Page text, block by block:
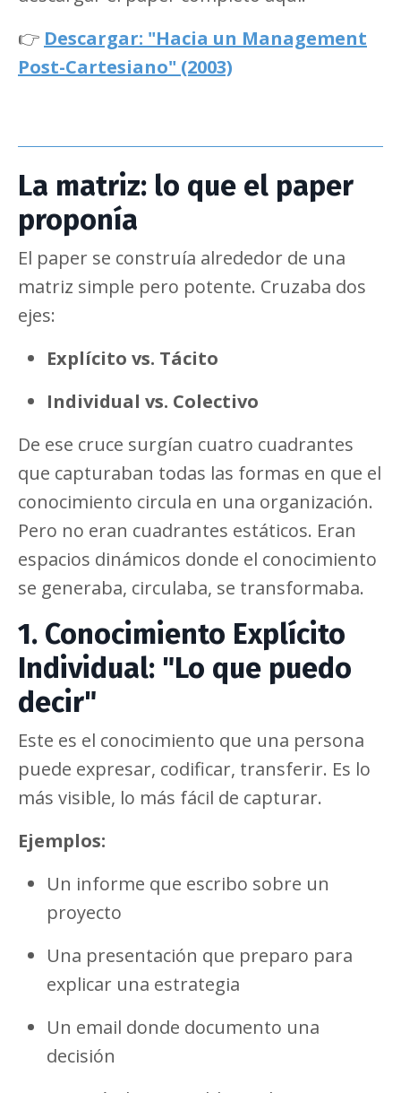
👉 Descargar: "Hacia un Management
Post-Cartesiano" (2003)
La matriz: lo que el paper
proponía
El paper se construía alrededor de una
matriz simple pero potente. Cruzaba dos
ejes:
Explícito vs. Tácito
Individual vs. Colectivo
De ese cruce surgían cuatro cuadrantes
que capturaban todas las formas en que el
conocimiento circula en una organización.
Pero no eran cuadrantes estáticos. Eran
espacios dinámicos donde el conocimiento
se generaba, circulaba, se transformaba.
1. Conocimiento Explícito
Individual: "Lo que puedo
decir"
Este es el conocimiento que una persona
puede expresar, codificar, transferir. Es lo
más visible, lo más fácil de capturar.
Ejemplos:
Un informe que escribo sobre un
proyecto
Una presentación que preparo para
explicar una estrategia
Un email donde documento una
decisión